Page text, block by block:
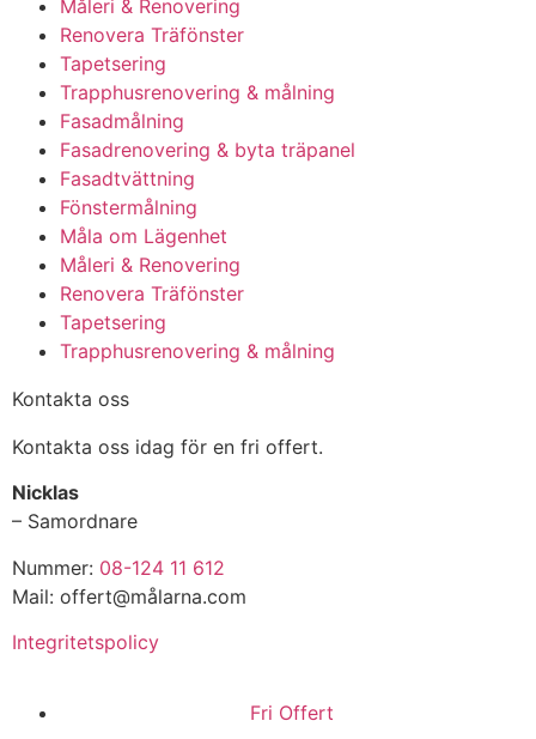
Måleri & Renovering
Renovera Träfönster
Tapetsering
Trapphusrenovering & målning
Fasadmålning
Fasadrenovering & byta träpanel
Fasadtvättning
Fönstermålning
Måla om Lägenhet
Måleri & Renovering
Renovera Träfönster
Tapetsering
Trapphusrenovering & målning
Kontakta oss
Kontakta oss idag för en fri offert.
Nicklas
– Samordnare
Nummer: 08-124 11 612
Mail: offert@målarna.com
Integritetspolicy
Fri Offert